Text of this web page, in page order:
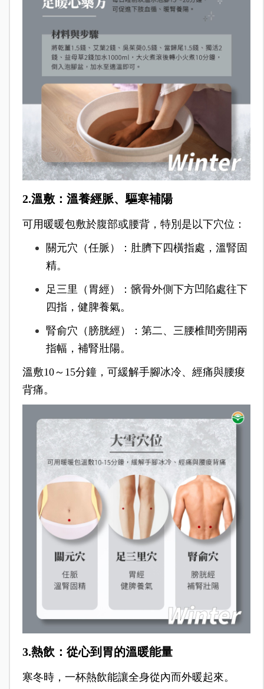
2.溫敷：溫養經脈、驅寒補陽
可用暖暖包敷於腹部或腰背，特別是以下穴位：
關元穴（任脈）：肚臍下四橫指處，溫腎固
精。
足三里（胃經）：髕骨外側下方凹陷處往下
四指，健脾養氣。
腎俞穴（膀胱經）：第二、三腰椎間旁開兩
指幅，補腎壯陽。
溫敷10～15分鐘，可緩解手腳冰冷、經痛與腰痠
背痛。
3.熱飲：從心到胃的溫暖能量
寒冬時，一杯熱飲能讓全身從內而外暖起來。